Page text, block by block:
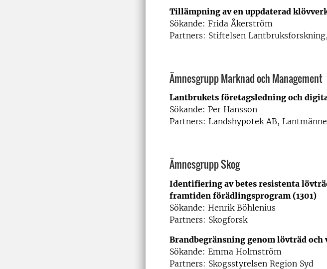
Tillämpning av en uppdaterad
Sökande: Frida Åkerström
Partners: Stiftelsen
Ämnesgrupp Marknad och Management
Lantbrukets företagsledning och
Sökande: Per Hansson
Partners: Landshypotek AB,
Ämnesgrupp Skog
Identifiering av betes resistenta
framtiden förädlingsprogram (1301)
Sökande: Henrik Böhlenius
Partners: Skogforsk
Brandbegränsning genom lövträd och
Sökande: Emma Holmström
Partners: Skogsstyrelsen Region Syd